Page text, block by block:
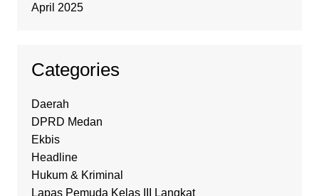
April 2025
Categories
Daerah
DPRD Medan
Ekbis
Headline
Hukum & Kriminal
Lapas Pemuda Kelas III Langkat